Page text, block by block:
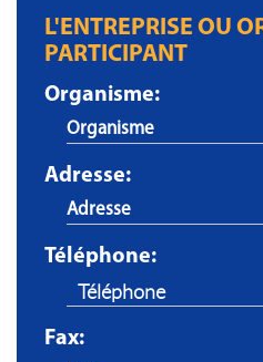
L'ENTREPRISE OU
PARTICIPANT
Organisme:
Adresse:
Téléphone:
Fax: